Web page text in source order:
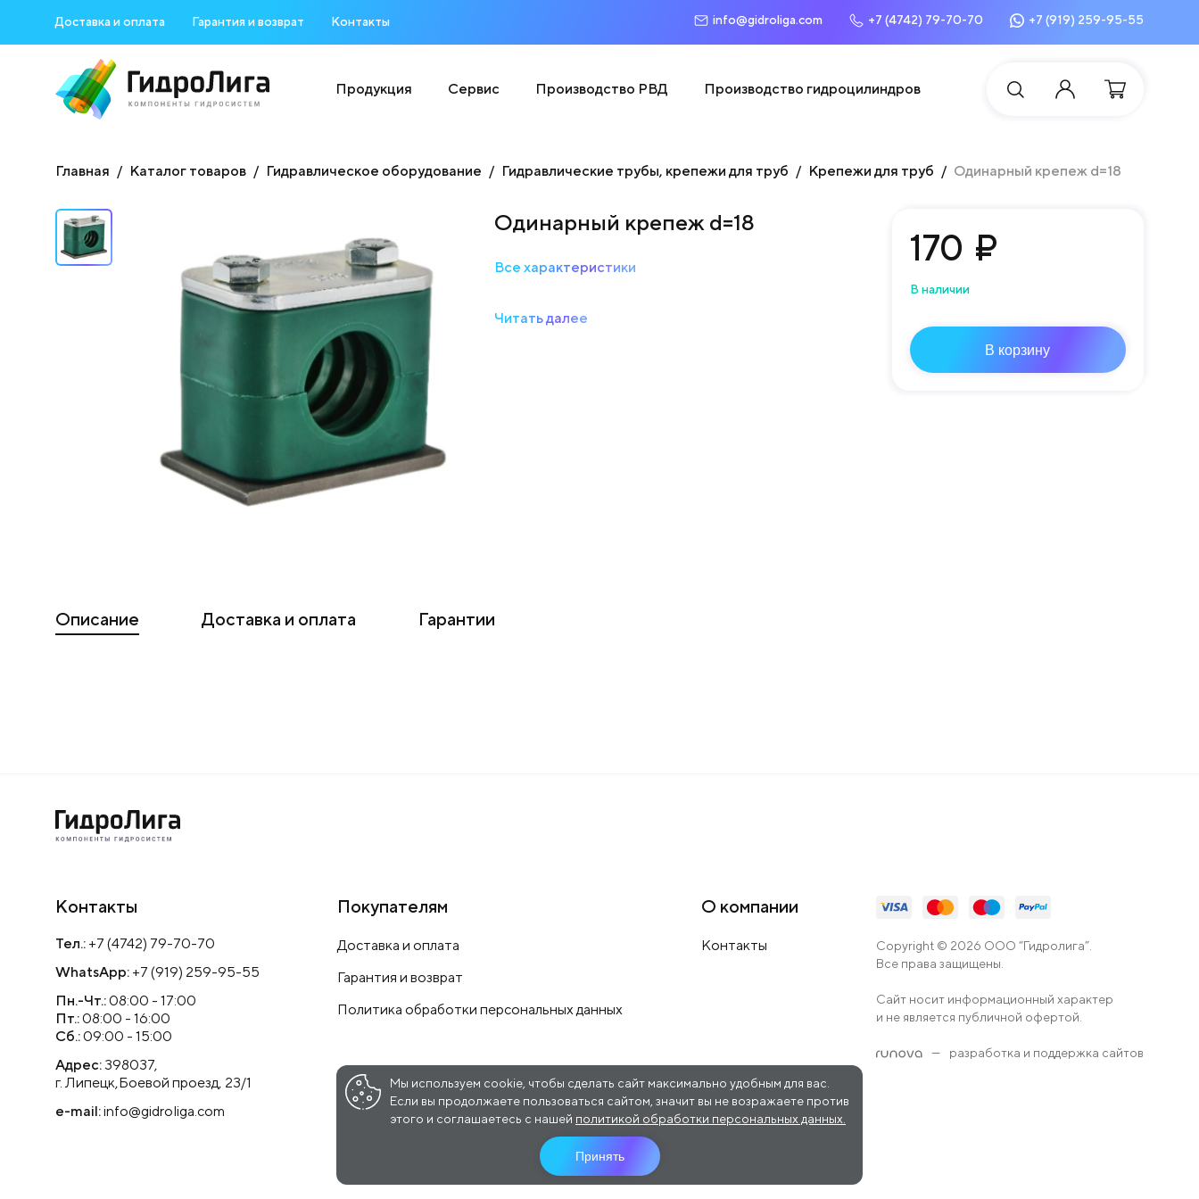
Доставка и оплата Гарантия и возврат Контакты info@gidroliga.com +7 (4742) 79-70-70 +7 (919) 259-95-55
Продукция Сервис Производство РВД Производство гидроцилиндров
Главная Каталог товаров Гидравлическое оборудование Гидравлические трубы, крепежи для труб Крепежи для труб Одинарный крепеж d=18
Одинарный крепеж d=18
Все характеристики
Читать далее
Описание Доставка и оплата Гарантии
170 ₽
В наличии
В корзину
Контакты
Тел.: +7 (4742) 79-70-70
WhatsApp: +7 (919) 259-95-55
Пн.-Чт.:08:00 - 17:00
Пт.:08:00 - 16:00
Сб.:09:00 - 15:00
Адрес: 398037,
г. Липецк,Боевой проезд, 23/1
e-mail:info@gidroliga.com
Покупателям
Доставка и оплата
Гарантия и возврат
Политика обработки персональных данных
О компании
Контакты
Copyright © 2026 ООО “Гидролига”.
Все права защищены.
Сайт носит информационный характер
и не является публичной офертой.
— разработка и поддержка сайтов
Мы используем cookie, чтобы сделать сайт максимально удобным для вас.
Если вы продолжаете пользоваться сайтом, значит вы не возражаете против
этого и соглашаетесь с нашей политикой обработки персональных данных.
Принять